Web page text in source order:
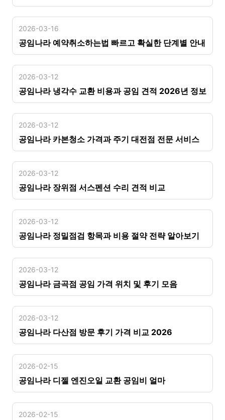
2026-03-16
공임나라 예약취소하는법 빠르고 확실한 단계별 안내
2026-03-12
공임나라 냉각수 교환 비용과 공임 견적 2026년 정보
2026-03-12
공임나라 카본청소 가격과 주기 대전점 전문 서비스
2026-03-12
공임나라 장위점 서스펜션 수리 견적 비교
2026-03-12
공임나라 정밀점검 항목과 비용 절약 전략 알아보기
2026-03-12
공임나라 금곡점 공임 가격 위치 및 후기 모음
2026-03-12
공임나라 다산점 방문 후기 가격 비교 2026
2026-02-15
공임나라 디젤 엔진오일 교환 공임비 얼마
2026-02-15